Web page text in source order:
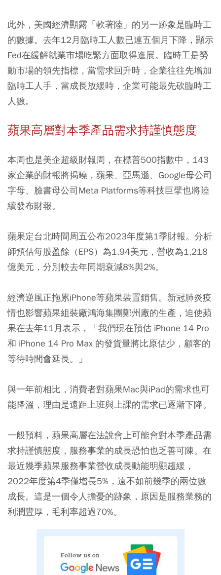
此外，美國經濟顯露「軟著陸」的另一跡象是臨時工
的數據。去年12月臨時工人數已連五個月下降，顯示
Fed在緩解就業市場吃緊方面取得進展。臨時工是勞
動市場的領先指標，當需求回升時，企業往往先增加
臨時工人手，當成長放緩時，企業可能最先砍臨時工
人數。
蘋果高層對本季產品需求持謹慎態度
本周也是美企超級財報周，在標普500指數中，143
家企業的財報將揭曉，蘋果、亞馬遜、Google母公司
字母、臉書母公司Meta Platforms等科技巨擘也將陸
續發布財報。
蘋果定台北時間周五公布2023年度第1季財報。分析
師預估每股盈餘（EPS）為1.94美元，營收為1,218
億美元，分別較去年同期衰減8%與2%。
經濟逆風正拖累iPhone等蘋果裝置銷售。新冠肺炎疫
情也影響蘋果組裝廠鴻海集團鄭州廠的生產，迫使蘋
果在去年11月表示，「我們現在預估 iPhone 14 Pro
和 iPhone 14 Pro Max 的發貨量將比原估少，顧客的
等待時間會延長。」
與一年前相比，消費者對蘋果Mac與iPad的需求也可
能降溫，理由是遠距上班與上課的需求已逐漸下降。
一般預料，蘋果高層在法說會上可能會對本季產品需
求持謹慎態度，服務事業的成長恐怕也乏善可陳。在
最近幾季蘋果服務事業營收成長動能明顯趨緩，
2022年度第4季僅增長5%，遠不如前幾季的兩位數
成長。這是一個令人擔憂的跡象，原因是服務業務的
利潤豐厚，毛利率超過70%。